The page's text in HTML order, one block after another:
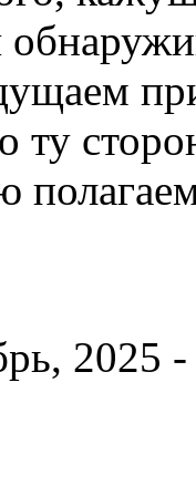
ту
2025